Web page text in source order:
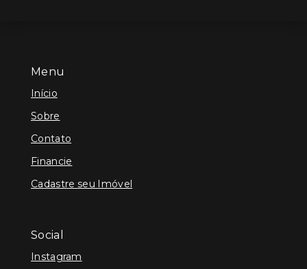
Menu
Início
Sobre
Contato
Financie
Cadastre seu Imóvel
Social
Instagram